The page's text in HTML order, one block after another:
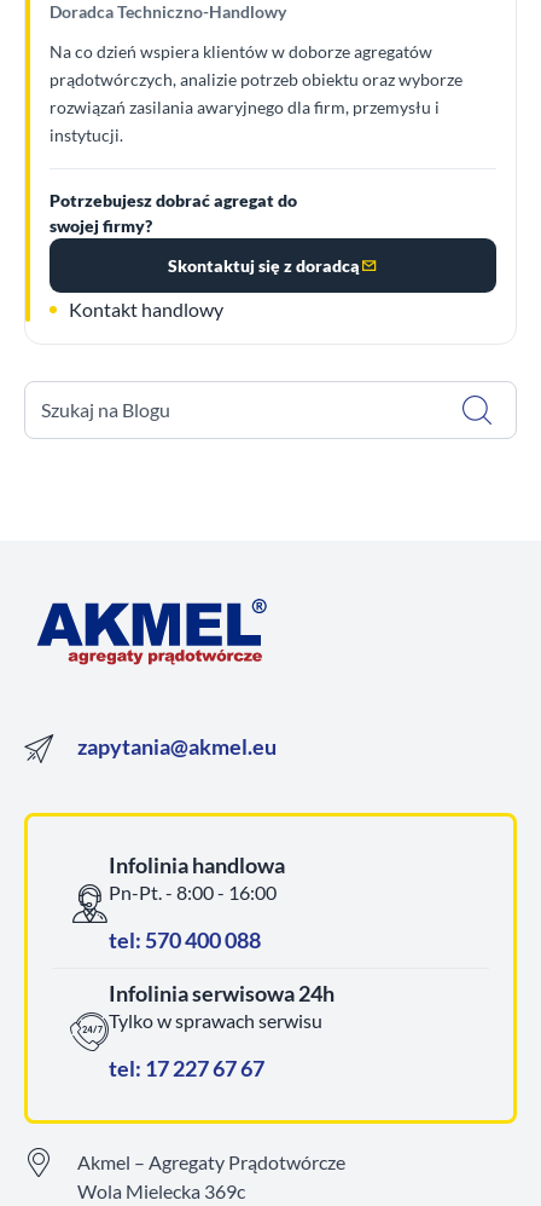
Doradca Techniczno-Handlowy
Na co dzień wspiera klientów w doborze agregatów
prądotwórczych, analizie potrzeb obiektu oraz wyborze
rozwiązań zasilania awaryjnego dla firm, przemysłu i
instytucji.
Potrzebujesz dobrać agregat do
swojej firmy?
Skontaktuj się z doradcą
Kontakt handlowy
Szukaj na Blogu
zapytania@akmel.eu
Infolinia handlowa
Pn-Pt. - 8:00 - 16:00
tel: 570 400 088
Infolinia serwisowa 24h
Tylko w sprawach serwisu
tel: 17 227 67 67
Akmel – Agregaty Prądotwórcze
Wola Mielecka 369c